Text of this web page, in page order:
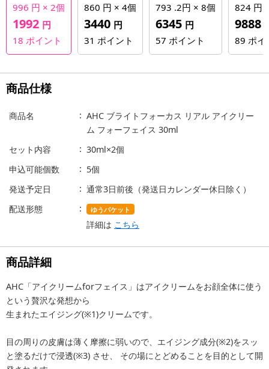
996 円 × 2個
1992 円
18 ポイント
860 円 × 4個
3440 円
31 ポイント
793 .2円 × 8個
6345 円
57 ポイント
824 円
9888
89 ポイ
商品仕様
商品名
AHC ブライトフォーカス リアル アイクリー
ム フォーフェイス 30ml
セット内容
30ml×2個
申込可能個数
5個
発送予定日
通常3日前後（発送日カレンダー休日除く）
配送形態
ゆうパケット
詳細は こちら
商品詳細
AHC「アイクリームforフェイス」はアイクリームをお顔全体に使う
という贅沢な発想から
生まれたエイジング(※1)クリームです。
目の周りの皮膚は薄く摩擦に弱いので、エイジング成分(※2)をスッ
と塗るだけで浸透(※3) させ、 その場にとどめることを目的として開